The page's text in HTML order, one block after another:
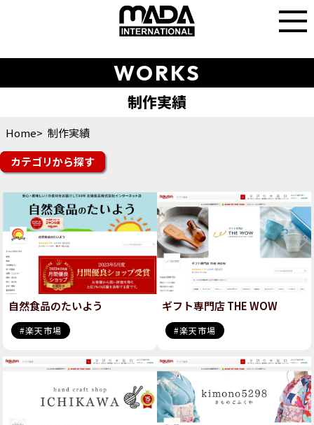
WORKS
Home
制作実績
カテゴリ
Q10
楽天トラベル その他モール futureshop
Shopify
ショップサーブ
食品 スイーツ・ドリンク
ファッション
美容・コスメ・香水
雑貨・ギフト 日用品・雑貨
インテリア
スポーツ・シューズ
花・ガーデン・DIY
その他ジャンル
オフィシャルサイト
自然食品のたいよう
楽天市場
ギフト専門店 THE WOW
楽天市場